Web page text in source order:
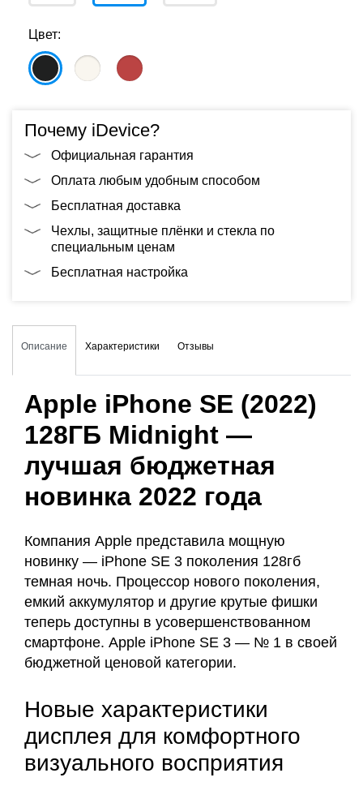
Цвет:
Почему iDevice?
Официальная гарантия
Оплата любым удобным способом
Бесплатная доставка
Чехлы, защитные плёнки и стекла по
специальным ценам
Бесплатная настройка
Описание Характеристики Отзывы
Apple iPhone SE (2022)
128ГБ Midnight —
лучшая бюджетная
новинка 2022 года
Компания Apple представила мощную
новинку — iPhone SE 3 поколения 128гб
темная ночь. Процессор нового поколения,
емкий аккумулятор и другие крутые фишки
теперь доступны в усовершенствованном
смартфоне. Apple iPhone SE 3 — № 1 в своей
бюджетной ценовой категории.
Новые характеристики
дисплея для комфортного
визуального восприятия